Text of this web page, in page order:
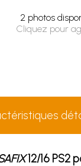
2 photos
Cliquez pour
12/16 PS2